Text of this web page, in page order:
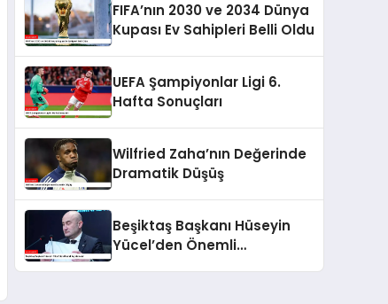
FIFA’nın 2030 ve 2034 Dünya
Kupası Ev Sahipleri Belli Oldu
UEFA Şampiyonlar Ligi 6.
Hafta Sonuçları
Wilfried Zaha’nın Değerinde
Dramatik Düşüş
Beşiktaş Başkanı Hüseyin
Yücel’den Önemli